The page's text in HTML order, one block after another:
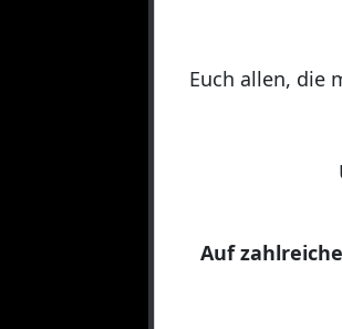
Euch allen, die
Auf